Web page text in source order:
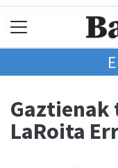
Gaztienak
LaRoita